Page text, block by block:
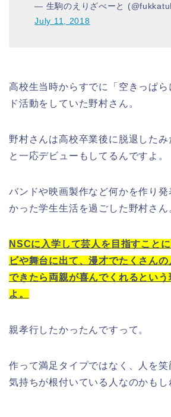
— 生駒のえりざべーと
July 11, 2018
高校生当時からすでに「空きっぱ
ド活動をしていた野村さん。
野村さんは高校卒業後に脱退した
と一応デビューもしてるんですよ。
バンドや映画製作など何かを作り発
かった学生生活を過ごした野村さん
NSCに入学して芸人を目指すこと
ビや舞台に出て、漫才でたくさん
できたら両親が喜んでくれるとい
よ。
親孝行したかったんですって。
作って満足タイプではなく、人を笑
気持ちが根付いている人なのかもし